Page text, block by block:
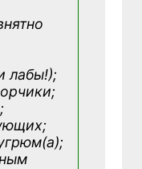
лабы!);